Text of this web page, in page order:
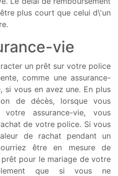
plus court que celui d\'un
vie
un prêt sur votre police
comme une assurance-
si vous en avez une. En plus
de décès, lorsque vous
assurance-vie, vous
de votre police. Si vous
de rachat pendant un
être en mesure de
pour le mariage de votre
que si vous ne